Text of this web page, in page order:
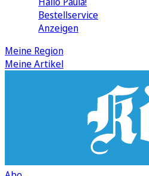
Bestellservice
Anzeigen
Meine Region
Meine Artikel